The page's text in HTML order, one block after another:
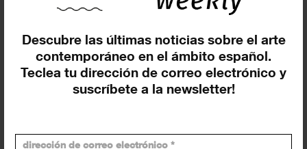
Descubre las últimas noticias sobre el arte
contemporáneo en el ámbito español.
Teclea tu dirección de correo electrónico y
suscríbete a la newsletter!
En curso y futuros
Pasados, en curso y futuros